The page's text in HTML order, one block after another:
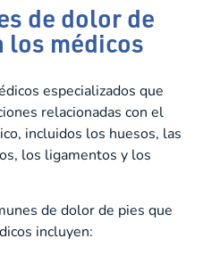
de dolor de
los médicos
especializados que
relacionadas con el
incluidos los huesos, las
los ligamentos y los
de dolor de pies que
incluyen: